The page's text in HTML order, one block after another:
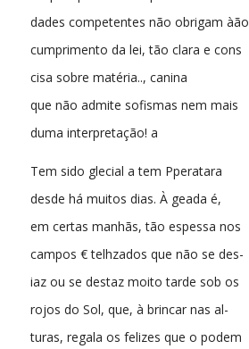
dades competentes não obrigam àão
cumprimento da lei, tão clara e cons
cisa sobre matéria.., canina
que não admite sofismas nem mais
duma interpretação! a
Tem sido glecial a tem Pperatara
desde há muitos dias. À geada é,
em certas manhãs, tão espessa nos
campos € telhzados que não se des-
iaz ou se destaz moito tarde sob os
rojos do Sol, que, à brincar nas al-
turas, regala os felizes que o podem